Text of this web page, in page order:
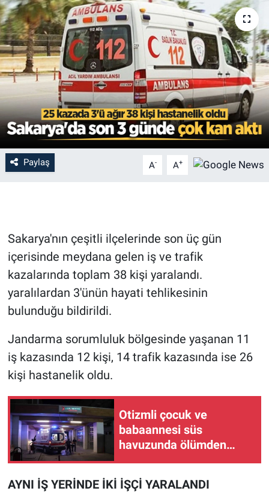
Paylaş A- A+
Sakarya'nın çeşitli ilçelerinde son üç gün
içerisinde meydana gelen iş ve trafik
kazalarında toplam 38 kişi yaralandı.
yaralılardan 3'ünün hayati tehlikesinin
bulunduğu bildirildi.
Jandarma sorumluluk bölgesinde yaşanan 11
iş kazasında 12 kişi, 14 trafik kazasında ise 26
kişi hastanelik oldu.
Otizmli çocuk ve
babaannesi süs
havuzunda ölümden
döndü
AYNI İŞ YERİNDE İKİ İŞÇİ YARALANDI